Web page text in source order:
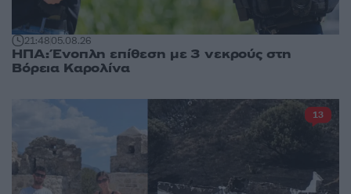
21:4805.08.26
ΗΠΑ: Ένοπλη επίθεση με 3 νεκρούς στη
Βόρεια Καρολίνα
13